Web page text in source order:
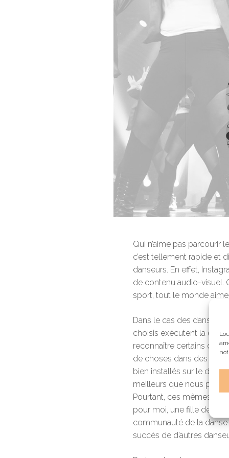
Qui n’aime pas parcourir
c’est tellement rapide et
danseurs. En effet,
de contenu audio-visuel.
sport, tout le monde
Dans le cas des
choisis exécutent la
reconnaître certains
de choses dans des
bien installés sur le
meilleurs que nous
Pourtant, ces mêmes
pour moi, une fille de
communauté de la
succès de d’autres